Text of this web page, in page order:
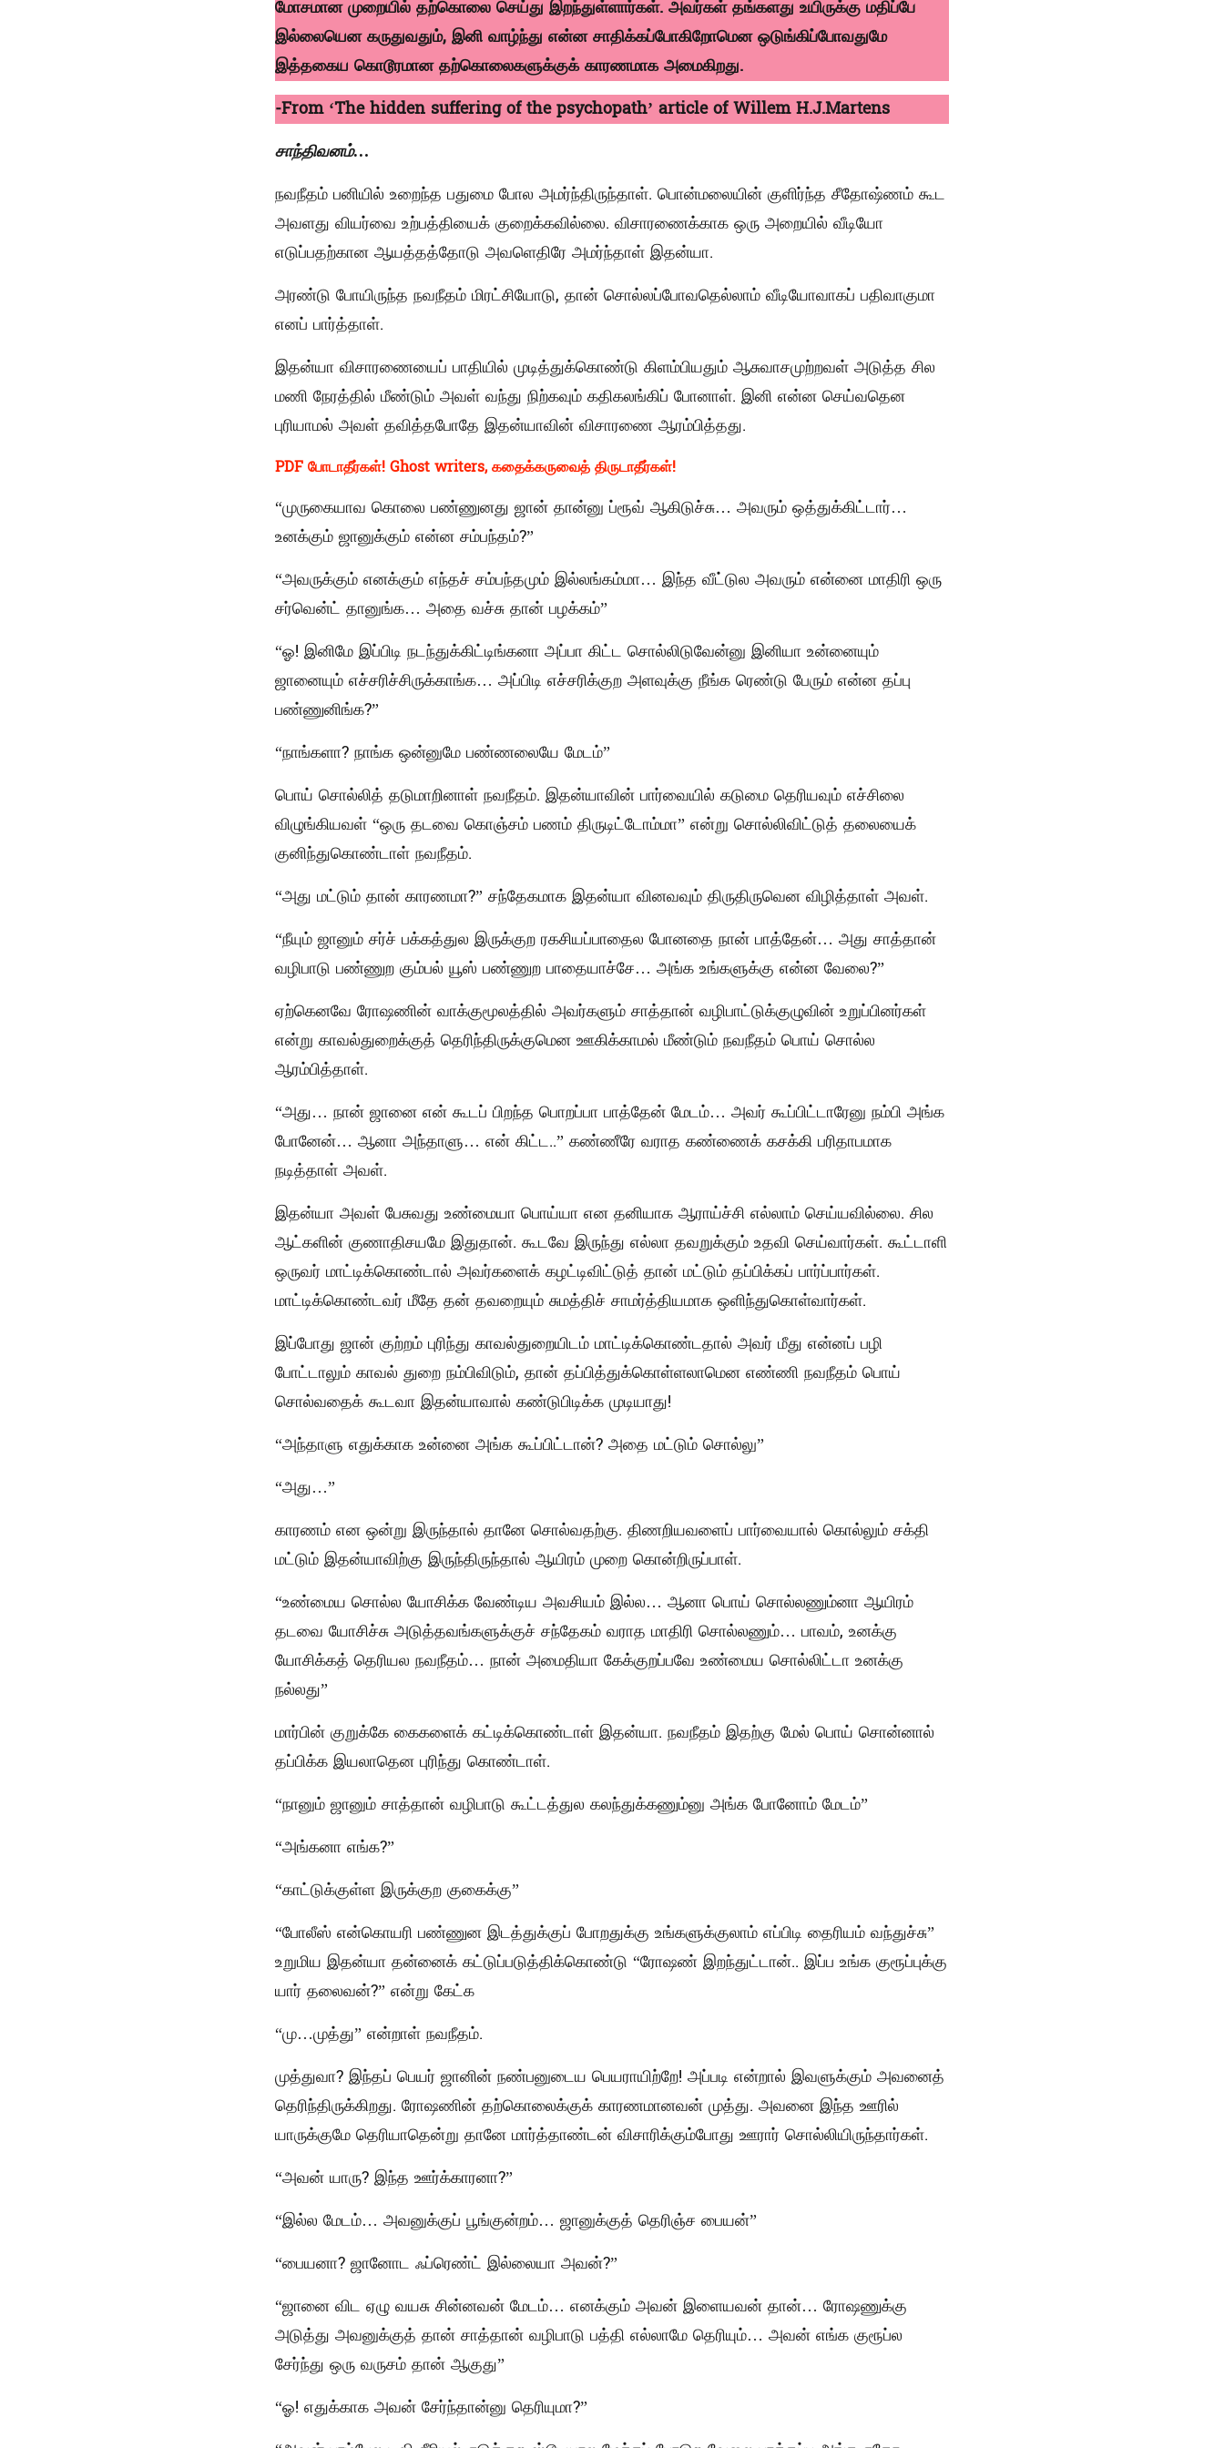
மோசமான முறையில் தற்கொலை செய்து இறந்துள்ளார்கள். அவர்கள் தங்களது உயிருக்கு மதிப்பே
இல்லையென கருதுவதும், இனி வாழ்ந்து என்ன சாதிக்கப்போகிறோமென ஒடுங்கிப்போவதுமே
இத்தகைய கொடூரமான தற்கொலைகளுக்குக் காரணமாக அமைகிறது.
-From ‘The hidden suffering of the psychopath’ article of Willem H.J.Martens
சாந்திவனம்…
நவநீதம் பனியில் உறைந்த பதுமை போல அமர்ந்திருந்தாள். பொன்மலையின் குளிர்ந்த சீதோஷ்ணம் கூட
அவளது வியர்வை உற்பத்தியைக் குறைக்கவில்லை. விசாரணைக்காக ஒரு அறையில் வீடியோ
எடுப்பதற்கான ஆயத்தத்தோடு அவளெதிரே அமர்ந்தாள் இதன்யா.
அரண்டு போயிருந்த நவநீதம் மிரட்சியோடு, தான் சொல்லப்போவதெல்லாம் வீடியோவாகப் பதிவாகுமா
எனப் பார்த்தாள்.
இதன்யா விசாரணையைப் பாதியில் முடித்துக்கொண்டு கிளம்பியதும் ஆசுவாசமுற்றவள் அடுத்த சில
மணி நேரத்தில் மீண்டும் அவள் வந்து நிற்கவும் கதிகலங்கிப் போனாள். இனி என்ன செய்வதென
புரியாமல் அவள் தவித்தபோதே இதன்யாவின் விசாரணை ஆரம்பித்தது.
PDF போடாதீர்கள்! Ghost writers, கதைக்கருவைத் திருடாதீர்கள்!
“முருகையாவ கொலை பண்ணுனது ஜான் தான்னு ப்ரூவ் ஆகிடுச்சு… அவரும் ஒத்துக்கிட்டார்…
உனக்கும் ஜானுக்கும் என்ன சம்பந்தம்?”
“அவருக்கும் எனக்கும் எந்தச் சம்பந்தமும் இல்லங்கம்மா… இந்த வீட்டுல அவரும் என்னை மாதிரி ஒரு
சர்வென்ட் தானுங்க… அதை வச்சு தான் பழக்கம்”
“ஓ! இனிமே இப்பிடி நடந்துக்கிட்டிங்கனா அப்பா கிட்ட சொல்லிடுவேன்னு இனியா உன்னையும்
ஜானையும் எச்சரிச்சிருக்காங்க… அப்பிடி எச்சரிக்குற அளவுக்கு நீங்க ரெண்டு பேரும் என்ன தப்பு
பண்ணுனிங்க?”
“நாங்களா? நாங்க ஒன்னுமே பண்ணலையே மேடம்”
பொய் சொல்லித் தடுமாறினாள் நவநீதம். இதன்யாவின் பார்வையில் கடுமை தெரியவும் எச்சிலை
விழுங்கியவள் “ஒரு தடவை கொஞ்சம் பணம் திருடிட்டோம்மா” என்று சொல்லிவிட்டுத் தலையைக்
குனிந்துகொண்டாள் நவநீதம்.
“அது மட்டும் தான் காரணமா?” சந்தேகமாக இதன்யா வினவவும் திருதிருவென விழித்தாள் அவள்.
“நீயும் ஜானும் சர்ச் பக்கத்துல இருக்குற ரகசியப்பாதைல போனதை நான் பாத்தேன்… அது சாத்தான்
வழிபாடு பண்ணுற கும்பல் யூஸ் பண்ணுற பாதையாச்சே… அங்க உங்களுக்கு என்ன வேலை?”
ஏற்கெனவே ரோஷணின் வாக்குமூலத்தில் அவர்களும் சாத்தான் வழிபாட்டுக்குழுவின் உறுப்பினர்கள்
என்று காவல்துறைக்குத் தெரிந்திருக்குமென ஊகிக்காமல் மீண்டும் நவநீதம் பொய் சொல்ல
ஆரம்பித்தாள்.
“அது… நான் ஜானை என் கூடப் பிறந்த பொறப்பா பாத்தேன் மேடம்… அவர் கூப்பிட்டாரேனு நம்பி அங்க
போனேன்… ஆனா அந்தாளு… என் கிட்ட..” கண்ணீரே வராத கண்ணைக் கசக்கி பரிதாபமாக
நடித்தாள் அவள்.
இதன்யா அவள் பேசுவது உண்மையா பொய்யா என தனியாக ஆராய்ச்சி எல்லாம் செய்யவில்லை. சில
ஆட்களின் குணாதிசயமே இதுதான். கூடவே இருந்து எல்லா தவறுக்கும் உதவி செய்வார்கள். கூட்டாளி
ஒருவர் மாட்டிக்கொண்டால் அவர்களைக் கழட்டிவிட்டுத் தான் மட்டும் தப்பிக்கப் பார்ப்பார்கள்.
மாட்டிக்கொண்டவர் மீதே தன் தவறையும் சுமத்திச் சாமர்த்தியமாக ஒளிந்துகொள்வார்கள்.
இப்போது ஜான் குற்றம் புரிந்து காவல்துறையிடம் மாட்டிக்கொண்டதால் அவர் மீது என்னப் பழி
போட்டாலும் காவல் துறை நம்பிவிடும், தான் தப்பித்துக்கொள்ளலாமென எண்ணி நவநீதம் பொய்
சொல்வதைக் கூடவா இதன்யாவால் கண்டுபிடிக்க முடியாது!
“அந்தாளு எதுக்காக உன்னை அங்க கூப்பிட்டான்? அதை மட்டும் சொல்லு”
“அது…”
காரணம் என ஒன்று இருந்தால் தானே சொல்வதற்கு. திணறியவளைப் பார்வையால் கொல்லும் சக்தி
மட்டும் இதன்யாவிற்கு இருந்திருந்தால் ஆயிரம் முறை கொன்றிருப்பாள்.
“உண்மைய சொல்ல யோசிக்க வேண்டிய அவசியம் இல்ல… ஆனா பொய் சொல்லணும்னா ஆயிரம்
தடவை யோசிச்சு அடுத்தவங்களுக்குச் சந்தேகம் வராத மாதிரி சொல்லணும்… பாவம், உனக்கு
யோசிக்கத் தெரியல நவநீதம்… நான் அமைதியா கேக்குறப்பவே உண்மைய சொல்லிட்டா உனக்கு
நல்லது”
மார்பின் குறுக்கே கைகளைக் கட்டிக்கொண்டாள் இதன்யா. நவநீதம் இதற்கு மேல் பொய் சொன்னால்
தப்பிக்க இயலாதென புரிந்து கொண்டாள்.
“நானும் ஜானும் சாத்தான் வழிபாடு கூட்டத்துல கலந்துக்கணும்னு அங்க போனோம் மேடம்”
“அங்கனா எங்க?”
“காட்டுக்குள்ள இருக்குற குகைக்கு”
“போலீஸ் என்கொயரி பண்ணுன இடத்துக்குப் போறதுக்கு உங்களுக்குலாம் எப்பிடி தைரியம் வந்துச்சு”
உறுமிய இதன்யா தன்னைக் கட்டுப்படுத்திக்கொண்டு “ரோஷண் இறந்துட்டான்.. இப்ப உங்க குரூப்புக்கு
யார் தலைவன்?” என்று கேட்க
“மு…முத்து” என்றாள் நவநீதம்.
முத்துவா? இந்தப் பெயர் ஜானின் நண்பனுடைய பெயராயிற்றே! அப்படி என்றால் இவளுக்கும் அவனைத்
தெரிந்திருக்கிறது. ரோஷணின் தற்கொலைக்குக் காரணமானவன் முத்து. அவனை இந்த ஊரில்
யாருக்குமே தெரியாதென்று தானே மார்த்தாண்டன் விசாரிக்கும்போது ஊரார் சொல்லியிருந்தார்கள்.
“அவன் யாரு? இந்த ஊர்க்காரனா?”
“இல்ல மேடம்… அவனுக்குப் பூங்குன்றம்… ஜானுக்குத் தெரிஞ்ச பையன்”
“பையனா? ஜானோட ஃப்ரெண்ட் இல்லையா அவன்?”
“ஜானை விட ஏழு வயசு சின்னவன் மேடம்… எனக்கும் அவன் இளையவன் தான்… ரோஷணுக்கு
அடுத்து அவனுக்குத் தான் சாத்தான் வழிபாடு பத்தி எல்லாமே தெரியும்… அவன் எங்க குரூப்ல
சேர்ந்து ஒரு வருசம் தான் ஆகுது”
“ஓ! எதுக்காக அவன் சேர்ந்தான்னு தெரியுமா?”